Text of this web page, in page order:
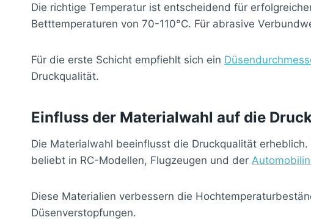
Die richtige Temperatur ist entscheidend für
Betttemperaturen von 70-110°C. Für abrasive
Für die erste Schicht empfiehlt sich ein
Druckqualität.
Einfluss der Materialwahl auf die
Die Materialwahl beeinflusst die Druckqualität
beliebt in RC-Modellen, Flugzeugen und der
Diese Materialien verbessern die
Düsenverstopfungen.